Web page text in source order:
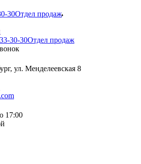
30Отдел продаж
30-30Отдел продаж
ул. Менделеевская 8
17:00